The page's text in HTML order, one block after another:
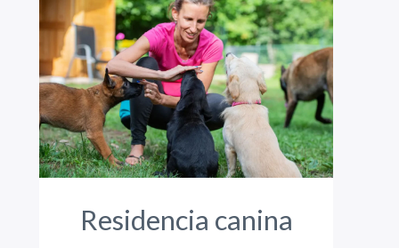
Residencia canina